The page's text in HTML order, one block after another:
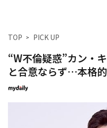
TOP PICK UP
“W不倫疑惑”カン・
と合意ならず…本格